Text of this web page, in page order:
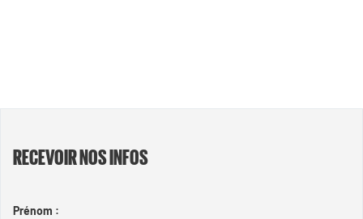
RECEVOIR NOS INFOS
Prénom :